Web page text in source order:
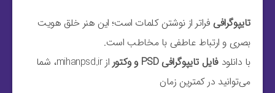
تایپوگرافی فراتر از نوشتن کلمات است؛ این هنر خلق هویت
بصری و ارتباط عاطفی با مخاطب است.
با دانلود فایل تایپوگرافی PSD و وکتور
از mihanpsd.ir، شما
می‌توانید در کمترین زمان